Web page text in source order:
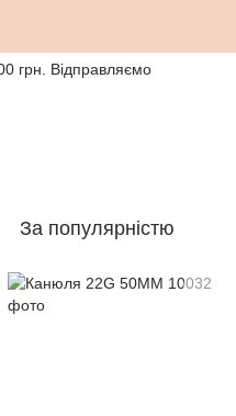
грн. Відправляємо
За популярністю